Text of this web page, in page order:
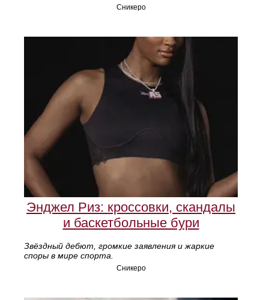
Сникеро
Энджел Риз: кроссовки, скандалы
и баскетбольные бури
Звёздный дебют, громкие заявления и жаркие
споры в мире спорта.
Сникеро